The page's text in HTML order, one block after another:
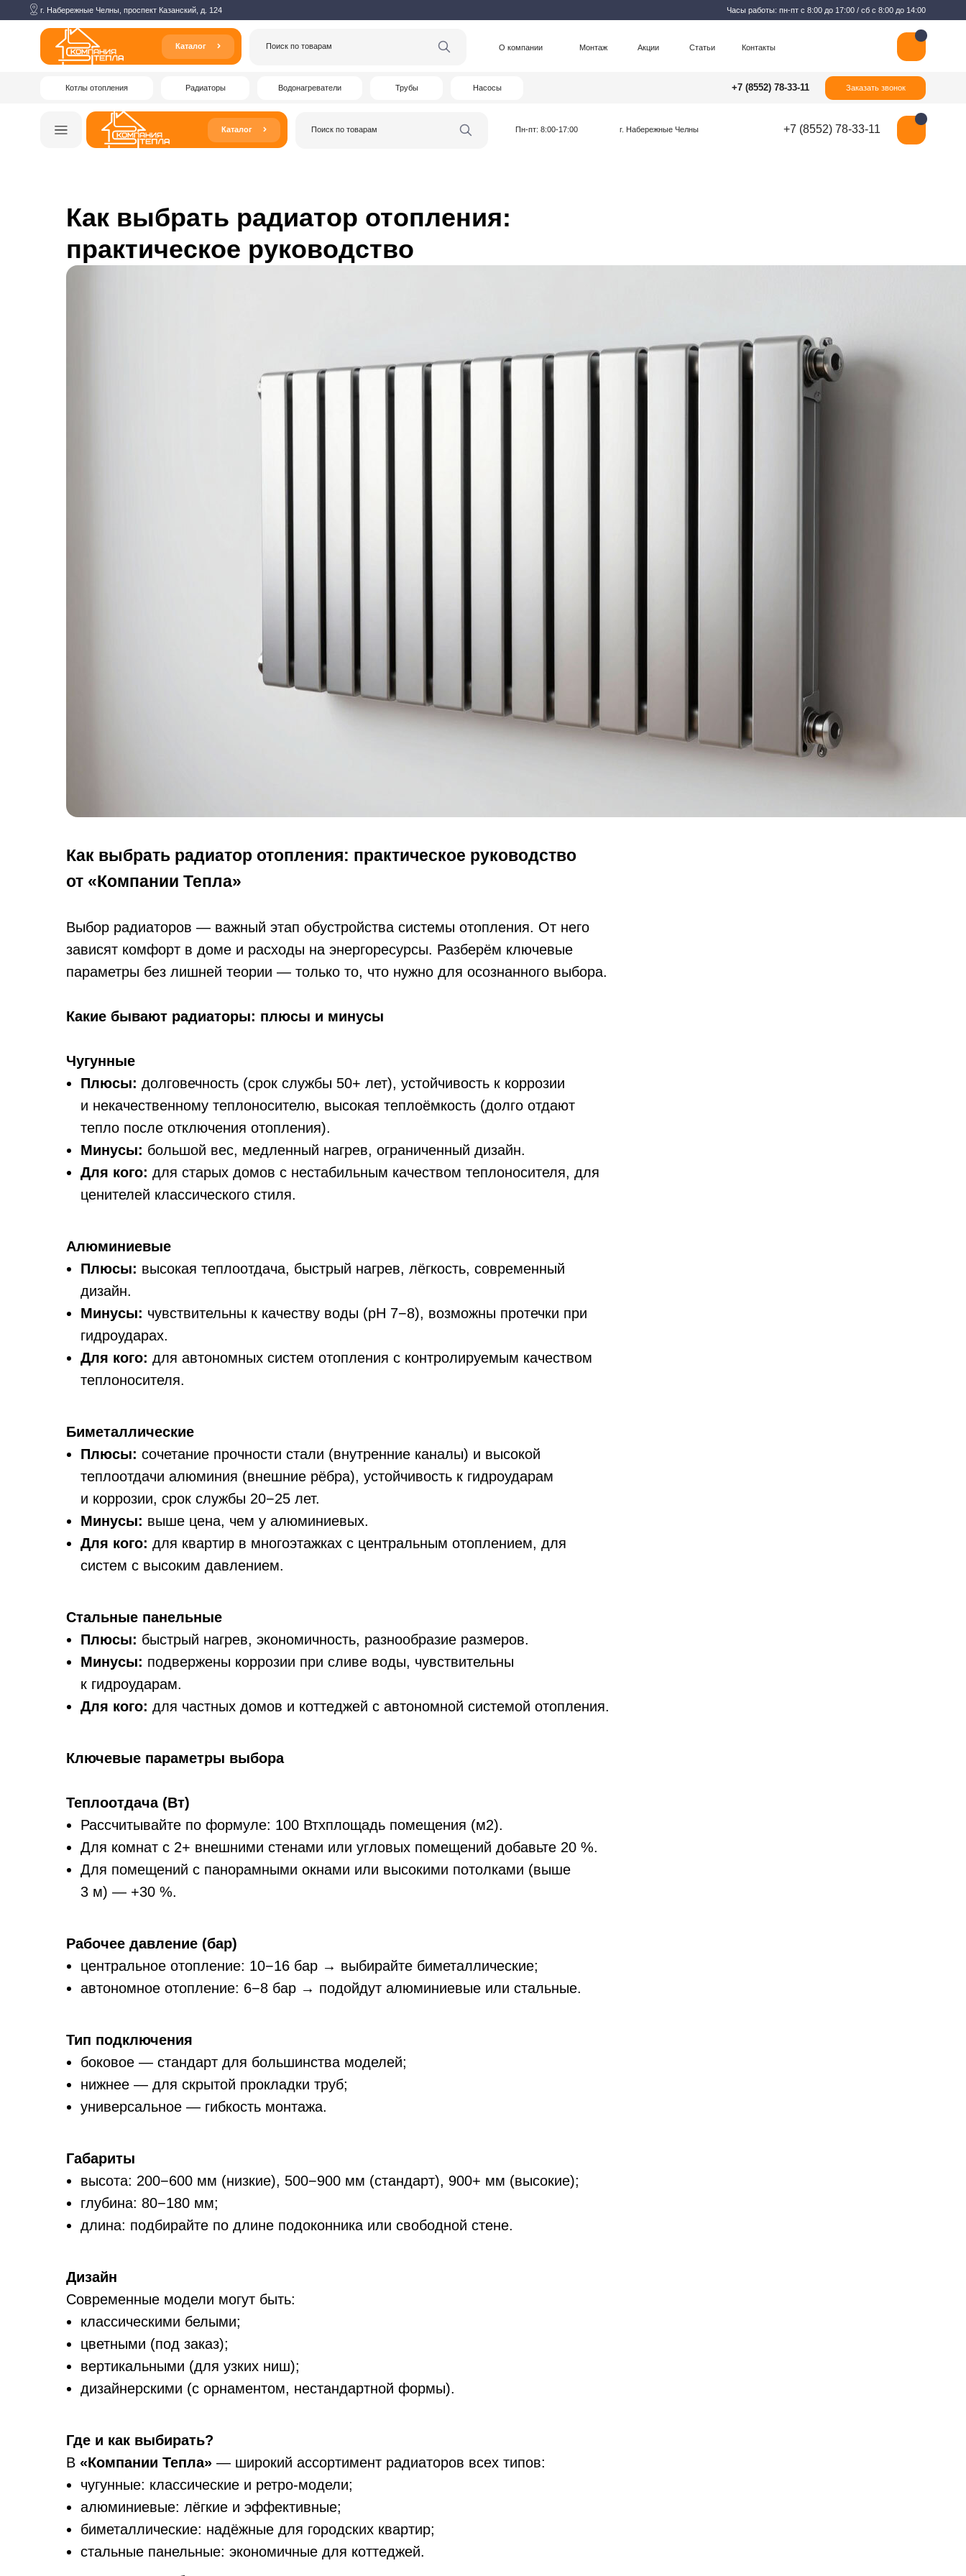
г. Набережные Челны, проспект Казанский, д. 124 Часы работы: пн-пт с 8:00 до 17:00 / сб с 8:00 до 14:00
Каталог О компании
Поиск по товарам
Как выбрать радиатор отопления:
практическое руководство
Как выбрать радиатор отопления: практическое руководство
от «Компании Тепла»
Выбор радиаторов — важный этап обустройства системы отопления. От него
зависят комфорт в доме и расходы на энергоресурсы. Разберём ключевые
параметры без лишней теории — только то, что нужно для осознанного выбора.
Какие бывают радиаторы: плюсы и минусы
Чугунные
Плюсы: долговечность (срок службы 50+ лет), устойчивость к коррозии
и некачественному теплоносителю, высокая теплоёмкость (долго отдают
тепло после отключения отопления).
Минусы: большой вес, медленный нагрев, ограниченный дизайн.
Для кого: для старых домов с нестабильным качеством теплоносителя, для
ценителей классического стиля.
Алюминиевые
Плюсы: высокая теплоотдача, быстрый нагрев, лёгкость, современный
дизайн.
Минусы: чувствительны к качеству воды (рН 7−8), возможны протечки при
гидроударах.
Для кого: для автономных систем отопления с контролируемым качеством
теплоносителя.
Биметаллические
Плюсы: сочетание прочности стали (внутренние каналы) и высокой
теплоотдачи алюминия (внешние рёбра), устойчивость к гидроударам
и коррозии, срок службы 20−25 лет.
Минусы: выше цена, чем у алюминиевых.
Для кого: для квартир в многоэтажках с центральным отоплением, для
систем с высоким давлением.
Стальные панельные
Плюсы: быстрый нагрев, экономичность, разнообразие размеров.
Минусы: подвержены коррозии при сливе воды, чувствительны
к гидроударам.
Для кого: для частных домов и коттеджей с автономной системой отопления.
Ключевые параметры выбора
Теплоотдача (Вт)
Рассчитывайте по формуле: 100 Втxплощадь помещения (м2).
Для комнат с 2+ внешними стенами или угловых помещений добавьте 20 %.
Для помещений с панорамными окнами или высокими потолками (выше
3 м) — +30 %.
Рабочее давление (бар)
центральное отопление: 10−16 бар → выбирайте биметаллические;
автономное отопление: 6−8 бар → подойдут алюминиевые или стальные.
Тип подключения
боковое — стандарт для большинства моделей;
нижнее — для скрытой прокладки труб;
универсальное — гибкость монтажа.
Габариты
высота: 200−600 мм (низкие), 500−900 мм (стандарт), 900+ мм (высокие);
глубина: 80−180 мм;
длина: подбирайте по длине подоконника или свободной стене.
Дизайн
Современные модели могут быть:
классическими белыми;
цветными (под заказ);
вертикальными (для узких ниш);
дизайнерскими (с орнаментом, нестандартной формы).
Где и как выбирать?
В «Компании Тепла» — широкий ассортимент радиаторов всех типов:
чугунные: классические и ретро‑модели;
алюминиевые: лёгкие и эффективные;
биметаллические: надёжные для городских квартир;
стальные панельные: экономичные для коттеджей.